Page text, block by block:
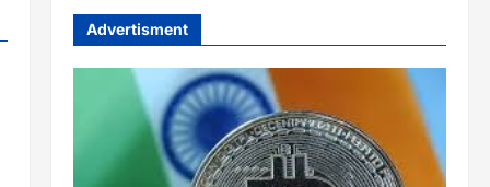
Advertisment